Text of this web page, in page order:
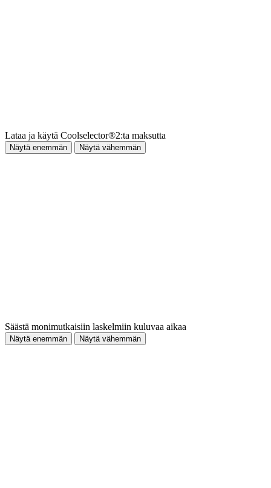
Lataa ja käytä Coolselector®2:ta maksutta
Näytä enemmän Näytä vähemmän
Säästä monimutkaisiin laskelmiin kuluvaa aikaa
Näytä enemmän Näytä vähemmän